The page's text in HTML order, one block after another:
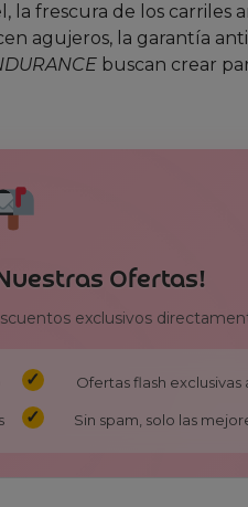
la frescura de los carriles
agujeros, la garantía
buscan crear
Ofertas!
exclusivos
Ofertas flash
Sin spam, solo las